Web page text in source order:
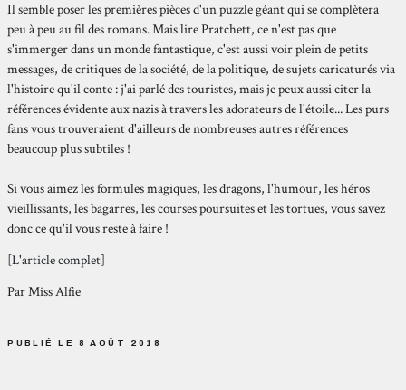
Il semble poser les premières pièces d'un puzzle géant qui se complètera
peu à peu au fil des romans. Mais lire Pratchett, ce n'est pas que
s'immerger dans un monde fantastique, c'est aussi voir plein de petits
messages, de critiques de la société, de la politique, de sujets caricaturés via
l'histoire qu'il conte : j'ai parlé des touristes, mais je peux aussi citer la
références évidente aux nazis à travers les adorateurs de l'étoile... Les purs
fans vous trouveraient d'ailleurs de nombreuses autres références
beaucoup plus subtiles !
Si vous aimez les formules magiques, les dragons, l'humour, les héros
vieillissants, les bagarres, les courses poursuites et les tortues, vous savez
donc ce qu'il vous reste à faire !
[L'article complet]
Par Miss Alfie
PUBLIÉ LE 8 AOÛT 2018